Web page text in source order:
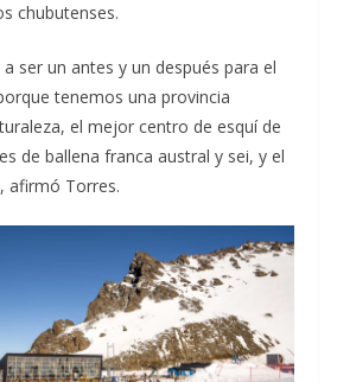
chubutenses.
ser un antes y un después para el
tenemos una provincia
el mejor centro de esquí de
de ballena franca austral y sei, y el
afirmó Torres.